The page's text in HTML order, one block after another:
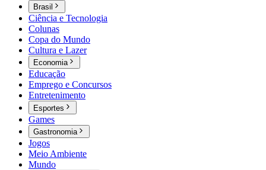
Brasil
Ciência e Tecnologia
Colunas
Copa do Mundo
Cultura e Lazer
Economia
Educação
Emprego e Concursos
Entretenimento
Esportes
Games
Gastronomia
Jogos
Meio Ambiente
Mundo